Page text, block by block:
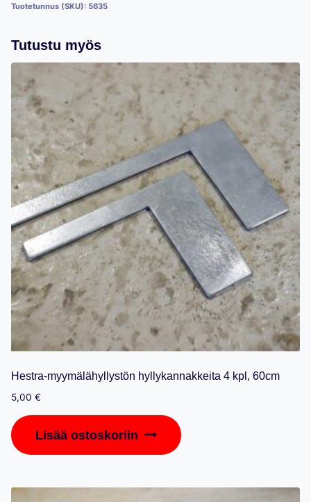
53cm
Tuotetunnus (SKU): 5635
Tutustu myös
Hestra-myymälähyllystön hyllykannakkeita 4 kpl, 60cm
5,00 €
Lisää ostoskoriin